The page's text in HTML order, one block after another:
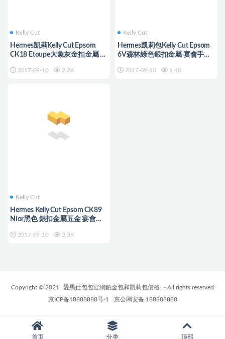
Kelly Cut
Hermes凱莉Kelly Cut Epsom
CK18 Etoupe大象灰金扣金屬 宴
2017-09-10 2.2K
Kelly Cut
Hermes凱莉包Kelly Cut Epsom
6V森林綠色銀扣金屬 宴會手包
2017-09-10 1.4K
Kelly Cut
Hermes Kelly Cut Epsom CK89
Nior黑色 銀扣金屬五金 宴會手
2017-09-10 2.3K
Copyright © 2021 愛馬仕包包官網鉑金包和凱莉包價格
- All rights reserved
京ICP备18888888号-1
京公网安备 188888888
首页 分类 顶部